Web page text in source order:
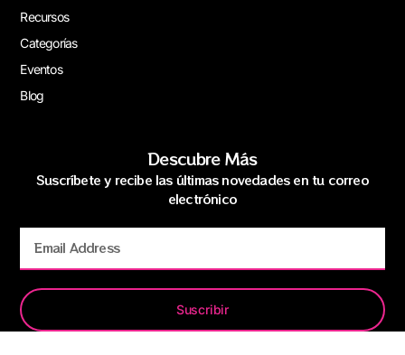
Recursos
Categorías
Eventos
Blog
Descubre Más
Suscríbete y recibe las últimas novedades en tu correo
electrónico
Suscribir